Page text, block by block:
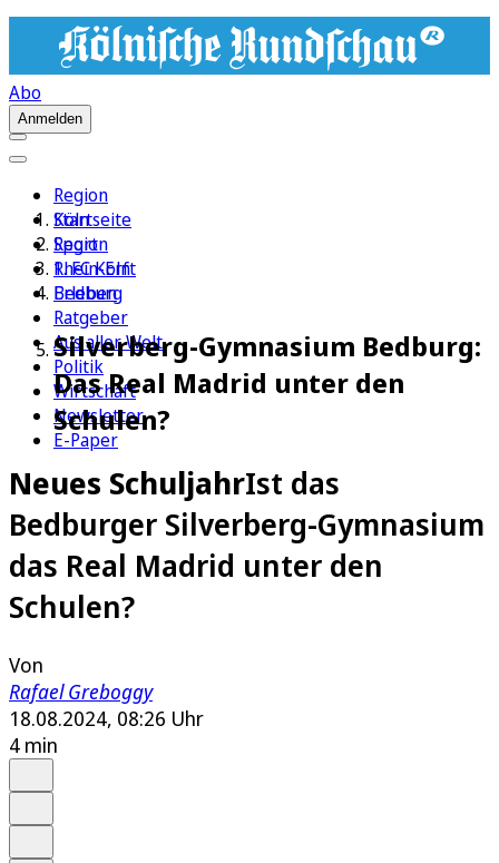
Abo
Anmelden
Region
Köln
Sport
1. FC Köln
Erleben
Ratgeber
Aus aller Welt
Politik
Wirtschaft
Newsletter
E-Paper
Startseite
Region
Rhein-Erft
Bedburg
Silverberg-Gymnasium Bedburg:
Das Real Madrid unter den
Schulen?
Neues SchuljahrIst das
Bedburger Silverberg-Gymnasium
das Real Madrid unter den
Schulen?
Von
Rafael Greboggy
18.08.2024, 08:26 Uhr
4 min